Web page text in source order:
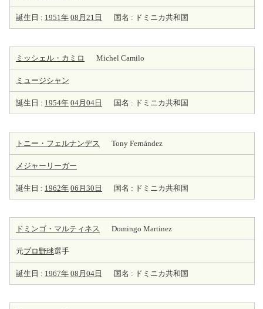
誕生日 : 1951年 08月21日 国名 : ドミニカ共和国
ミッシェル・カミロ Michel Camilo
ミュージシャン
誕生日 : 1954年 04月04日 国名 : ドミニカ共和国
トニー・フェルナンデス Tony Fernández
メジャーリーガー
誕生日 : 1962年 06月30日 国名 : ドミニカ共和国
ドミンゴ・マルティネス Domingo Martinez
元プロ野球選手
誕生日 : 1967年 08月04日 国名 : ドミニカ共和国